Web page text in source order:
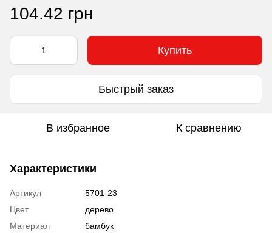
104.42 грн
Купить
Быстрый заказ
В избранное К сравнению
Характеристики
Артикул
5701-23
Цвет
дерево
Материал
бамбук